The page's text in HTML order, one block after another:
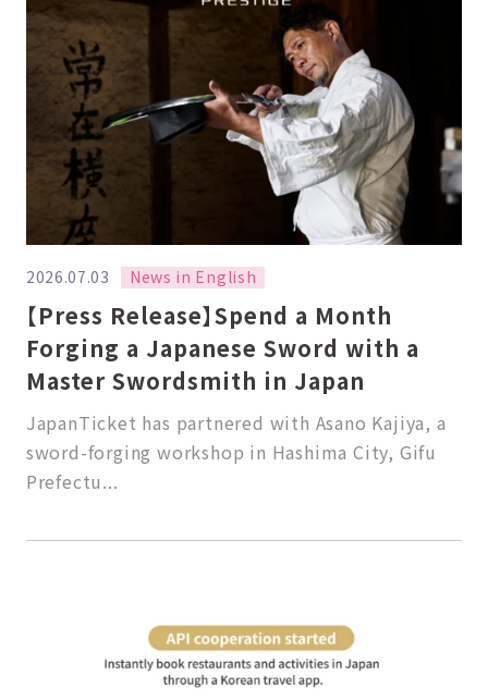
2026.07.03 News in English
【Press Release】Spend a Month
Forging a Japanese Sword with a
Master Swordsmith in Japan
JapanTicket has partnered with Asano Kajiya, a
sword-forging workshop in Hashima City, Gifu
Prefectu...